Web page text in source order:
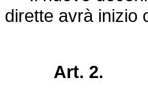
dirette avrà inizio
Art. 2.